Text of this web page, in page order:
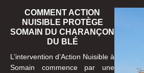
COMMENT ACTION
NUISIBLE PROTÈGE
SOMAIN DU CHARANÇON
DU BLÉ
L’intervention d’Action Nuisible à
Somain commence par une